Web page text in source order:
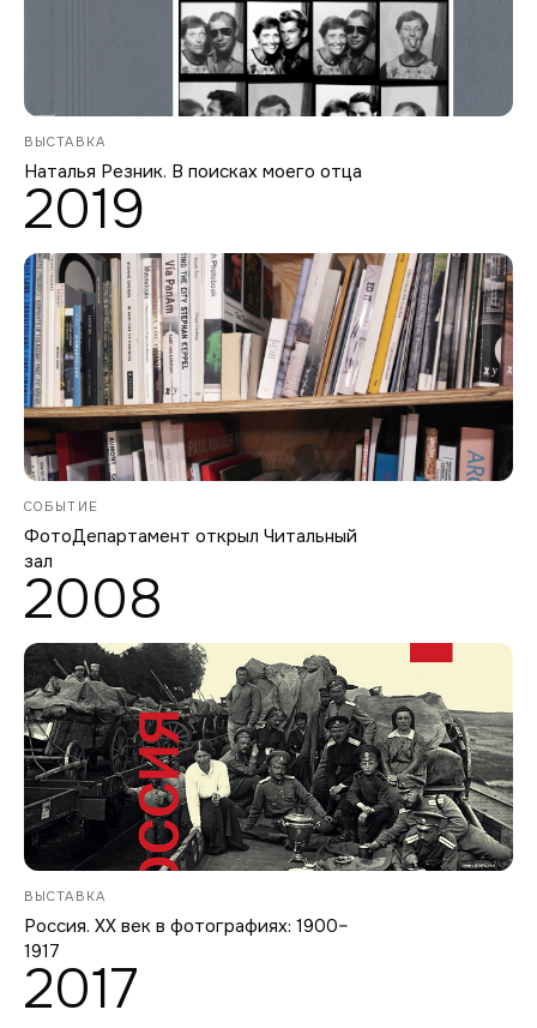
ВЫСТАВКА
Наталья Резник. В поисках моего отца
2019
СОБЫТИЕ
ФотоДепартамент открыл Читальный
зал
2008
ВЫСТАВКА
Россия. ХХ век в фотографиях: 1900–
1917
2017